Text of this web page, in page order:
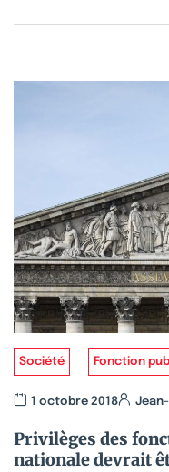
Société Fonction
1 octobre 2018
Privilèges des
nationale devrait